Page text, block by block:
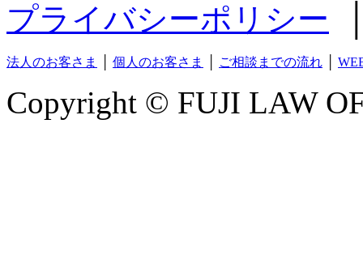
プライバシーポリシー
法人のお客さま 個人のお客さま ご相談までの流れ
Copyright © FUJI LAW